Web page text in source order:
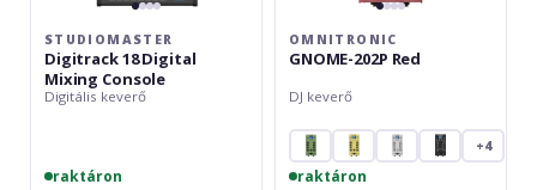
STUDIOMASTER
Digitrack 18 Digital
Mixing Console
Digitális keverő
raktáron
OMNITRONIC
GNOME-202P Red
DJ keverő
+4
raktáron